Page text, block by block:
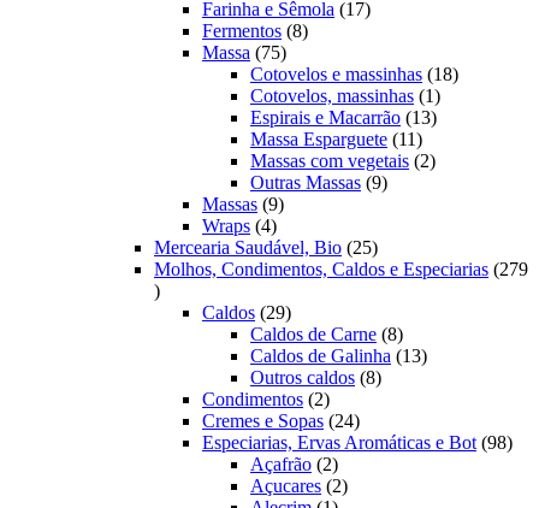
produtos
Farinha e Sêmola 1717
Fermentos 88
Massa 7575
produtos
Cotovelos e massinhas 1818
Cotovelos, massinhas 11
produto
Espirais e Macarrão 1313
Massa Esparguete 1111
produtos
Massas com vegetais 22
Outras Massas 99
Massas 99
Wraps 44
produtos
Mercearia Saudável, Bio 2525
produtos
Molhos, Condimentos, Caldos e Especiarias 279
279
produtosCaldos 2929
produtos
Caldos de Carne 88
produtos
Caldos de Galinha 1313
Outros caldos 88
Condimentos 22
produtos
Cremes e Sopas 2424
produtos
Especiarias, Ervas Aromáticas e Bot 9898
Açafrão 22
produtos
Açucares 22